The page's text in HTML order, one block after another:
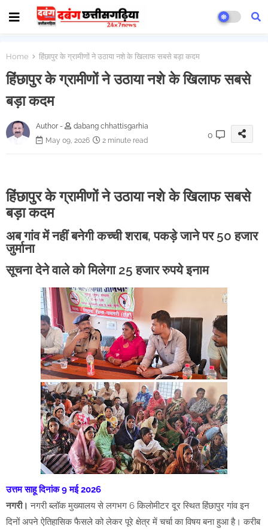
Home हिंछापुर के ग्रामीणों ने उठाया नशे के खिलाफ सबसे बड़ा कदम
हिंछापुर के ग्रामीणों ने उठाया नशे के खिलाफ सबसे
बड़ा कदम
Author -
dabang chhattisgarhia
May 09, 2026
2 minute read
0
हिंछापुर के ग्रामीणों ने उठाया नशे के खिलाफ सबसे
बड़ा कदम
अब गांव में नहीं बनेगी कच्ची शराब, पकड़े जाने पर 50 हजार
जुर्माना
सूचना देने वाले को मिलेगा 25 हजार रुपये इनाम
उत्तम साहू दिनांक 9 मई 2026
नगरी। नगरी ब्लॉक मुख्यालय से लगभग 6 किलोमीटर दूर स्थित हिंछापुर गांव इन
दिनों अपने ऐतिहासिक फैसले को लेकर पूरे क्षेत्र में चर्चा का विषय बना हुआ है। करीब